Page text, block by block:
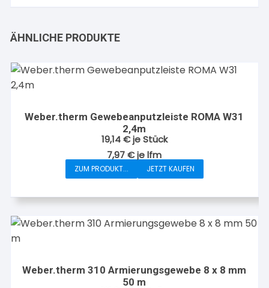
ÄHNLICHE PRODUKTE
Weber.therm Gewebeanputzleiste ROMA W31
2,4m
19,14€je Stück
7,97€jelfm
ZUM PRODUKT... JETZT KAUFEN
Weber.therm 310 Armierungsgewebe 8 x 8 mm
50 m